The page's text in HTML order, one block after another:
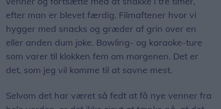
efter man er blevet færdig. Filmaftener hvor vi
hygger med snacks og græder af grin over en
eller anden dum joke. Bowling- og karaoke-ture
som varer til klokken fem om morgenen. Det er
det, som jeg vil komme til at savne mest.
Selvom det har været så fedt at få nye venner fra